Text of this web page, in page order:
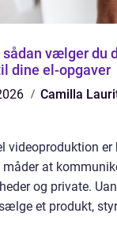
sådan vælger du
dine el-opgaver
Camilla
videoproduktion er
at
og private.
et produkt,